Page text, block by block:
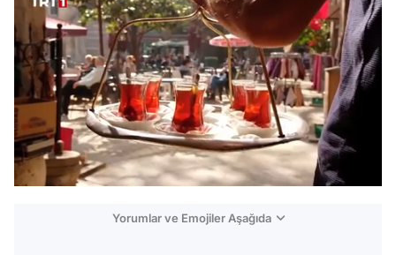
/
Yorumlar ve Emojiler Aşağıda